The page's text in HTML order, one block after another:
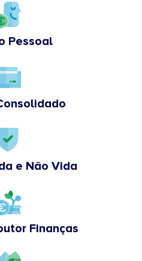
Pessoal
e Não Vida
Finanças